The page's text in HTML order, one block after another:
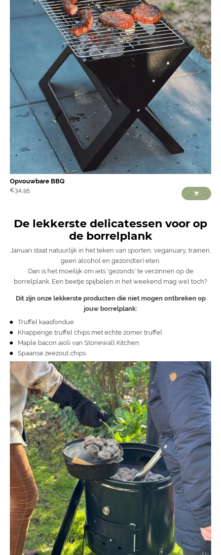
Opvouwbare BBQ
€34,95
De lekkerste delicatessen voor op
de borrelplank
Januari staat natuurlijk in het teken van sporten, veganuary, trainen,
geen alcohol en gezond(er) eten.
Dan is het moeilijk om iets 'gezonds' te verzinnen op de
borrelplank. Een beetje spijbelen in het weekend mag wel toch?
Dit zijn onze lekkerste producten die niet mogen ontbreken op
jouw borrelplank:
Truffel kaasfondue
Knapperige truffel chips met echte zomer truffel
Maple bacon aioli van Stonewall Kitchen
Spaanse zeezout chips